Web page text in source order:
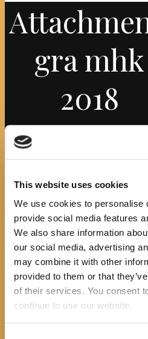
This website uses cookies
We use cookies to personalise
provide social media features
We also share information
our social media, advertising
may combine it with other
provided to them or that
of their services. You consent
continue to use our website.
gra mhk
2018
PočetnaNewsMjesec hrvatske knjige
gostima Dv...
gra mhk
item ...
No image description ...
Search
recent posts